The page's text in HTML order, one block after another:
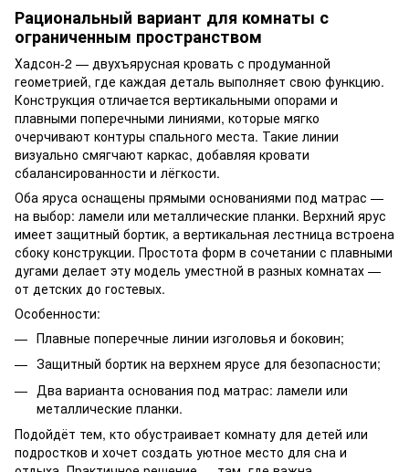
Рациональный вариант для комнаты с
ограниченным пространством
Хадсон-2 — двухъярусная кровать с продуманной
геометрией, где каждая деталь выполняет свою функцию.
Конструкция отличается вертикальными опорами и
плавными поперечными линиями, которые мягко
очерчивают контуры спального места. Такие линии
визуально смягчают каркас, добавляя кровати
сбалансированности и лёгкости.
Оба яруса оснащены прямыми основаниями под матрас —
на выбор: ламели или металлические планки. Верхний ярус
имеет защитный бортик, а вертикальная лестница встроена
сбоку конструкции. Простота форм в сочетании с плавными
дугами делает эту модель уместной в разных комнатах —
от детских до гостевых.
Особенности:
Плавные поперечные линии изголовья и боковин;
Защитный бортик на верхнем ярусе для безопасности;
Два варианта основания под матрас: ламели или
металлические планки.
Подойдёт тем, кто обустраивает комнату для детей или
подростков и хочет создать уютное место для сна и